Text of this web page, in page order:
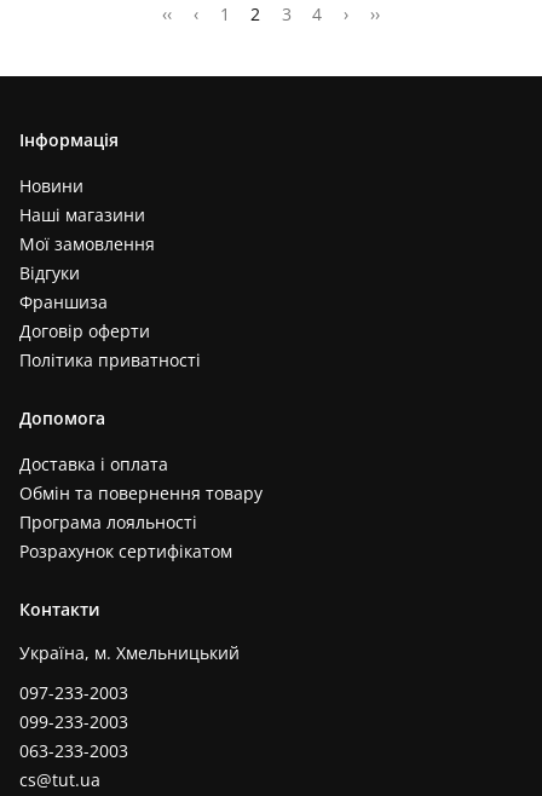
‹‹
‹ 1 2 3 4 › ››
Інформація
Новини
Наші магазини
Мої замовлення
Відгуки
Франшиза
Договір оферти
Політика приватності
Допомога
Доставка і оплата
Обмін та повернення товару
Програма лояльності
Розрахунок сертифікатом
Контакти
Україна, м. Хмельницький
097-233-2003
099-233-2003
063-233-2003
cs@tut.ua